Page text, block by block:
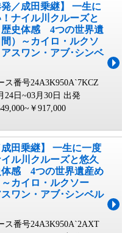
発／成田乗継】 一生に
ナイル川クルーズと
歴史体感 4つの世界遺
）～カイロ・ルクソ
スワン・アブ･シンベ
ス番号24A3K950A`7KCZ
24日~03月30日 出発
￥917,000
成田乗継】 一生に一度
ル川クルーズと悠久
体感 4つの世界遺産め
カイロ・ルクソー
ワン・アブ･シンベル
ス番号24A3K950A`2AXT